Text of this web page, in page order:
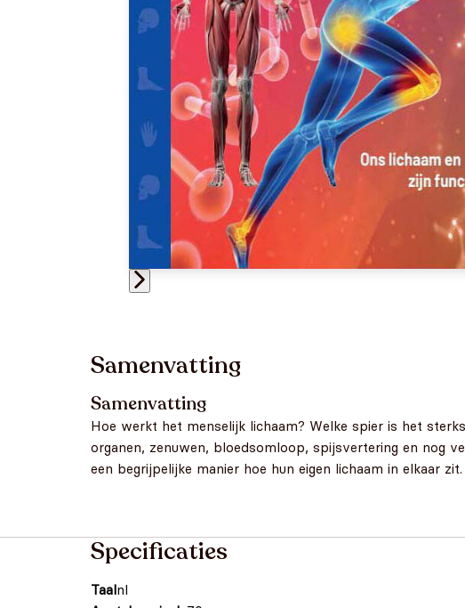
Samenvatting
Samenvatting
Hoe werkt het menselijk lichaam? Welke spier is het
organen, zenuwen, bloedsomloop, spijsvertering en nog
een begrijpelijke manier hoe hun eigen lichaam in elkaar zit.
Specificaties
Taalnl